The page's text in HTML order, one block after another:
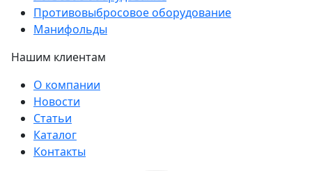
Противовыбросовое оборудование
Манифольды
Нашим клиентам
О компании
Новости
Статьи
Каталог
Контакты